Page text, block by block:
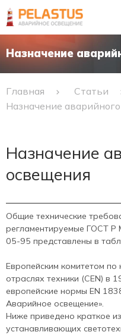
Назначение
Главная
Статьи
Назначение
Назначение
освещения
Общие технические
регламентируемые ГОСТ
05-95 представлены в
Европейским комитетом
отраслях техники (CEN) в
европейские нормы EN
Аварийное освещение».
Ниже приведено краткое
устанавливающих